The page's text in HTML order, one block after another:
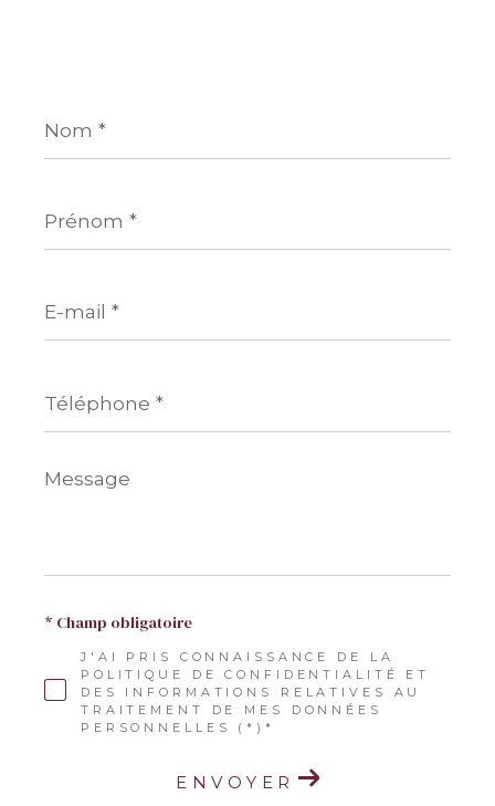
*
*
mail
*
*
Message
*
J'AI PRIS CONNAISSANCE DE LA
POLITIQUE DE CONFIDENTIALITÉ ET
DES INFORMATIONS RELATIVES AU
TRAITEMENT DE MES DONNÉES
PERSONNELLES (*)*
* Champ obligatoire
ENVOYER